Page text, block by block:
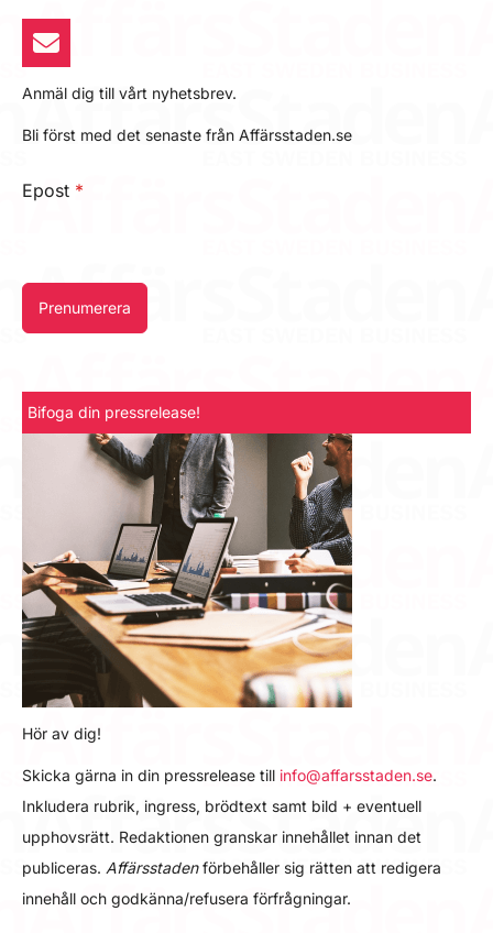
Anmäl dig till vårt nyhetsbrev.
Bli först med det senaste från Affärsstaden.se
Epost *
Prenumerera
Bifoga din pressrelease!
Hör av dig!
Skicka gärna in din pressrelease till info@affarsstaden.se.
Inkludera rubrik, ingress, brödtext samt bild + eventuell
upphovsrätt. Redaktionen granskar innehållet innan det
publiceras. Affärsstadenförbehåller sig rätten att redigera
innehåll och godkänna/refusera förfrågningar.